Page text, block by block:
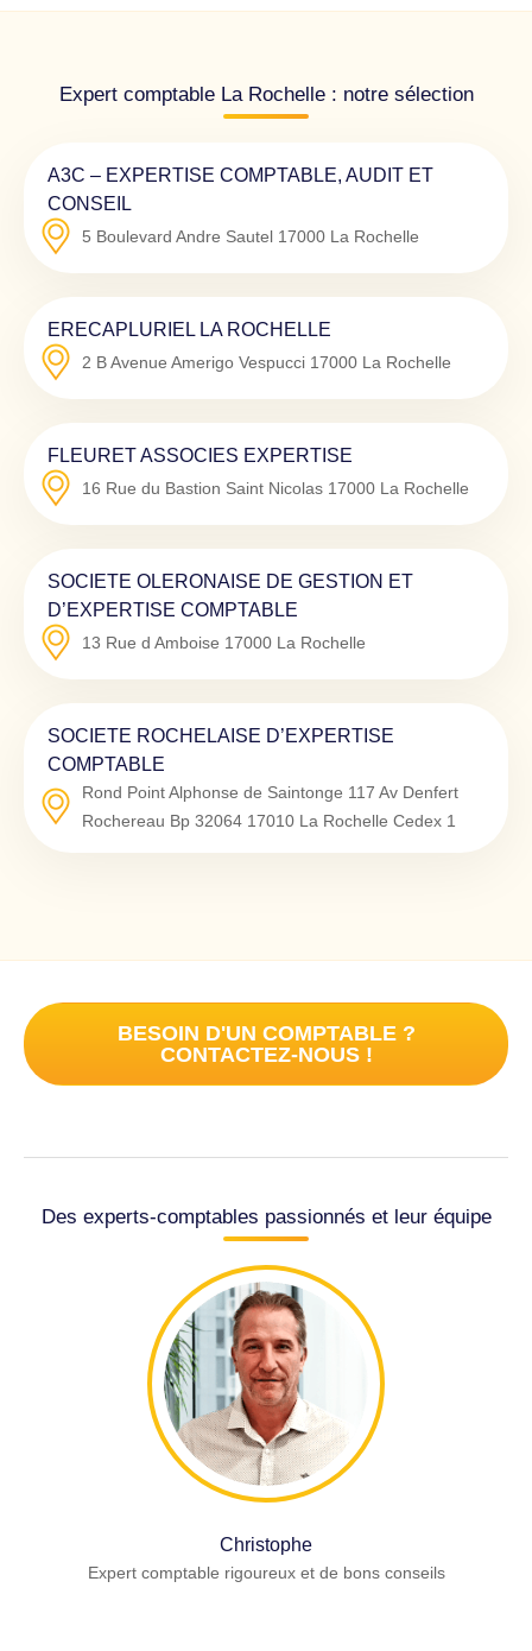
Expert comptable La Rochelle : notre sélection
A3C – EXPERTISE COMPTABLE, AUDIT ET
CONSEIL
5 Boulevard Andre Sautel 17000 La Rochelle
ERECAPLURIEL LA ROCHELLE
2 B Avenue Amerigo Vespucci 17000 La Rochelle
FLEURET ASSOCIES EXPERTISE
16 Rue du Bastion Saint Nicolas 17000 La Rochelle
SOCIETE OLERONAISE DE GESTION ET
D’EXPERTISE COMPTABLE
13 Rue d Amboise 17000 La Rochelle
SOCIETE ROCHELAISE D’EXPERTISE
COMPTABLE
Rond Point Alphonse de Saintonge 117 Av Denfert
Rochereau Bp 32064 17010 La Rochelle Cedex 1
BESOIN D'UN COMPTABLE ?
CONTACTEZ-NOUS !
Des experts-comptables passionnés et leur équipe
Christophe
Expert comptable rigoureux et de bons conseils